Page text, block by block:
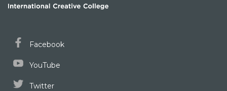
Facebook
YouTube
Twitter